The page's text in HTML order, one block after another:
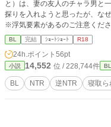
と）は、妻の友人のチャラ男と
探りを入れようと思ったが、な
BL 完結 ｼｮｰﾄｼｮｰﾄ R18
24h.ポイント 56pt
小説 14,552 位 / 228,744件 BL
BL NTR 逆NTR 寝取ら